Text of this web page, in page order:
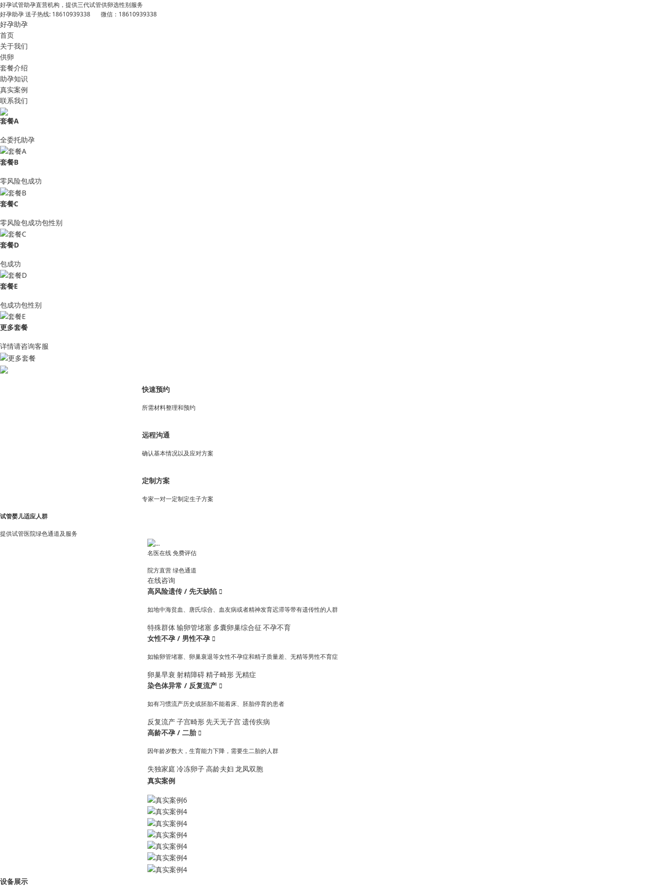
好孕试管助孕直营机构，提供三代试管供卵选性别服务
好孕助孕 送子热线: 18610939338 微信：18610939338
好孕助孕
首页
关于我们
供卵
套餐介绍
助孕知识
真实案例
联系我们
套餐A
全委托助孕
套餐B
零风险包成功
套餐C
零风险包成功包性别
套餐D
包成功
套餐E
包成功包性别
更多套餐
详情请咨询客服
快速预约
所需材料整理和预约
远程沟通
确认基本情况以及应对方案
定制方案
专家一对一定制定生子方案
试管婴儿适应人群
提供试管医院绿色通道及服务
名医在线 免费评估
院方直营绿色通道
在线咨询
高风险遗传 / 先天缺陷 
如地中海贫血、唐氏综合、血友病或者精神发育迟滞等带有遗传性的人群
特殊群体输卵管堵塞 多囊卵巢综合征 不孕不育
女性不孕 / 男性不孕 
如输卵管堵塞、卵巢衰退等女性不孕症和精子质量差、无精等男性不育症
卵巢早衰射精障碍精子畸形无精症
染色体异常 / 反复流产 
如有习惯流产历史或胚胎不能着床、胚胎停育的患者
反复流产子宫畸形先天无子宫遗传疾病
高龄不孕 / 二胎 
因年龄岁数大，生育能力下降，需要生二胎的人群
失独家庭 冷冻卵子高龄夫妇 龙凤双胞
真实案例
设备展示